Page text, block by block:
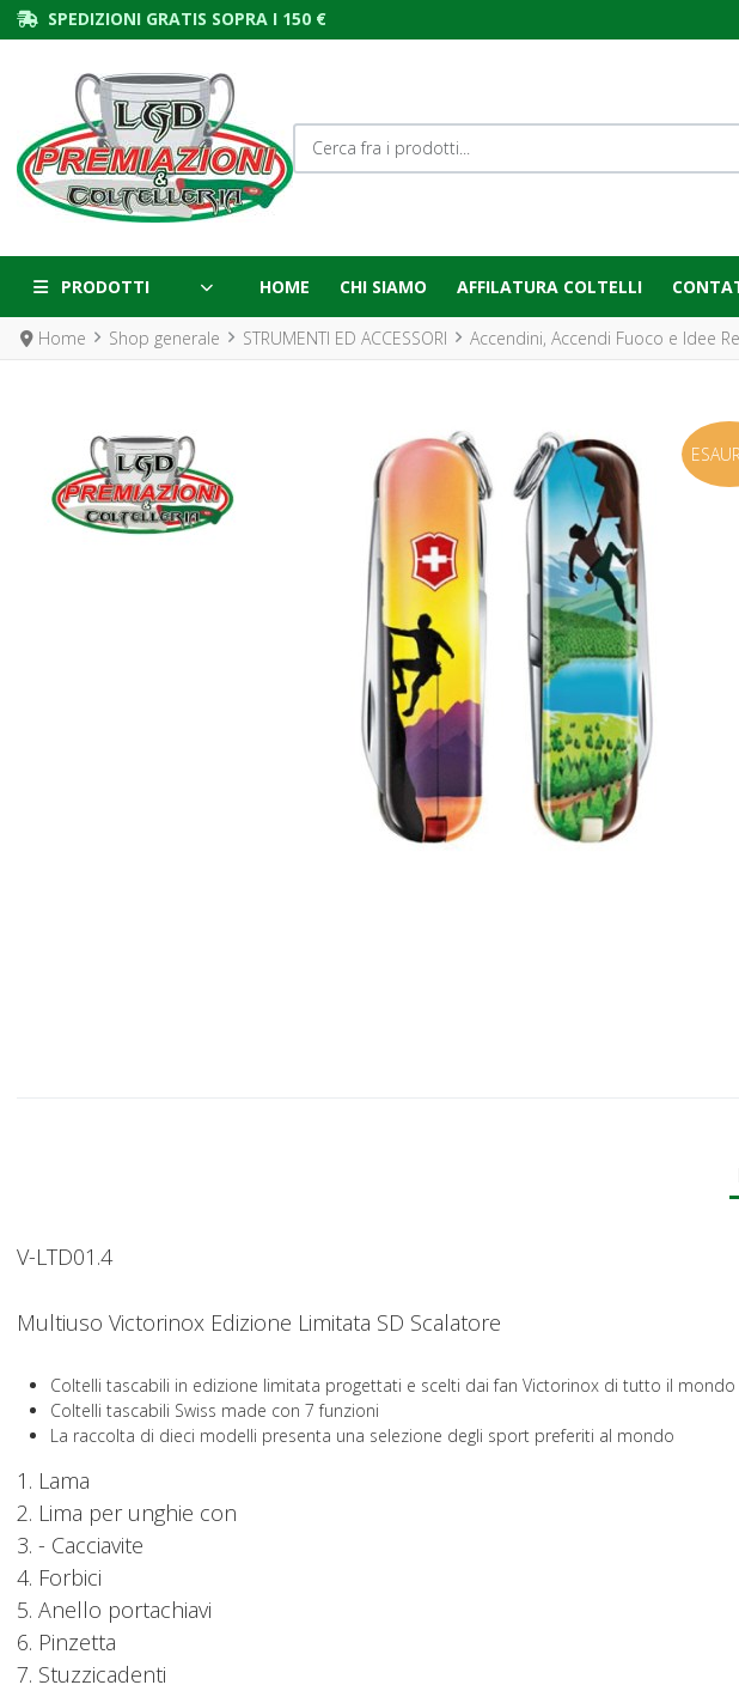
SPEDIZIONI GRATIS SOPRA I 150 €
Cerca fra i prodotti...
PRODOTTI HOME CHI SIAMO AFFILATURA COLTELLI
Home Shop generale STRUMENTI ED ACCESSORI Accendini, Accendi Fuoco e Idee
V-LTD01.4
Multiuso Victorinox Edizione Limitata SD Scalatore
Coltelli tascabili in edizione limitata progettati e scelti dai fan Victorinox di tutto il mondo
Coltelli tascabili Swiss made con 7 funzioni
La raccolta di dieci modelli presenta una selezione degli sport preferiti al mondo
1. Lama
2. Lima per unghie con
3. - Cacciavite
4. Forbici
5. Anello portachiavi
6. Pinzetta
7. Stuzzicadenti